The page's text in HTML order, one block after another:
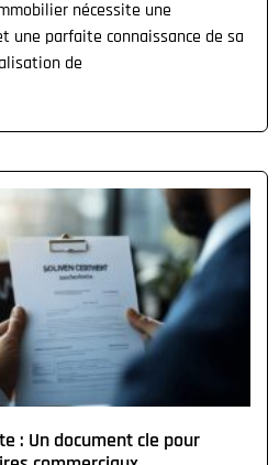
nécessite une
une parfaite connaissance de sa
de
: Un document cle pour